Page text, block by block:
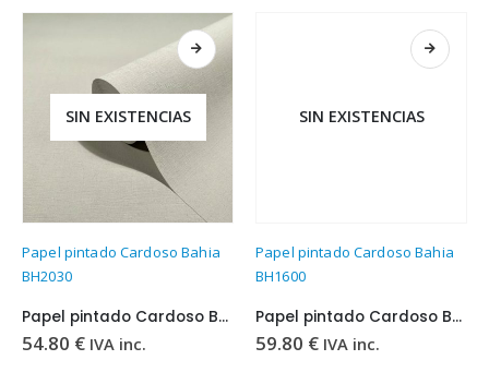
SIN EXISTENCIAS
Papel pintado Cardoso Bahia
BH2030
Papel pintado Cardoso Bahia BH2030
54.80 € IVA inc.
SIN EXISTENCIAS
Papel pintado Cardoso Bahia
BH1600
Papel pintado Cardoso Bahia BH1600
59.80 € IVA inc.